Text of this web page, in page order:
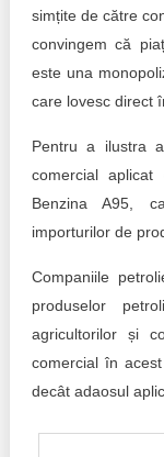
simțite de către
convingem că
este una
care lovesc direct
Pentru a ilustra
comercial
Benzina A95,
importurilor de
Companiile
produselor
agricultorilor și
comercial în
decât adaosul